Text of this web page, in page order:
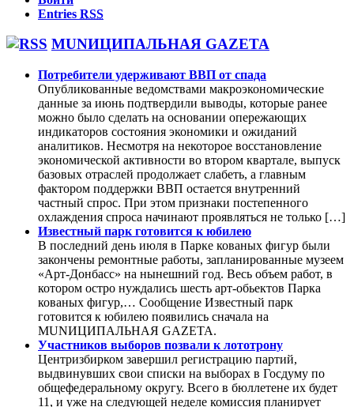
Entries RSS
MUNИЦИПАЛЬНАЯ GAZЕТА
Потребители удерживают ВВП от спада
Опубликованные ведомствами макроэкономические
данные за июнь подтвердили выводы, которые ранее
можно было сделать на основании опережающих
индикаторов состояния экономики и ожиданий
аналитиков. Несмотря на некоторое восстановление
экономической активности во втором квартале, выпуск
базовых отраслей продолжает слабеть, а главным
фактором поддержки ВВП остается внутренний
частный спрос. При этом признаки постепенного
охлаждения спроса начинают проявляться не только […]
Известный парк готовится к юбилею
В последний день июля в Парке кованых фигур были
закончены ремонтные работы, запланированные музеем
«Арт-Донбасс» на нынешний год. Весь объем работ, в
котором остро нуждались шесть арт-обьектов Парка
кованых фигур,… Сообщение Известный парк
готовится к юбилею появились сначала на
MUNИЦИПАЛЬНАЯ GAZЕТА.
Участников выборов позвали к лототрону
Центризбирком завершил регистрацию партий,
выдвинувших свои списки на выборах в Госдуму по
общефедеральному округу. Всего в бюллетене их будет
11, и уже на следующей неделе комиссия планирует